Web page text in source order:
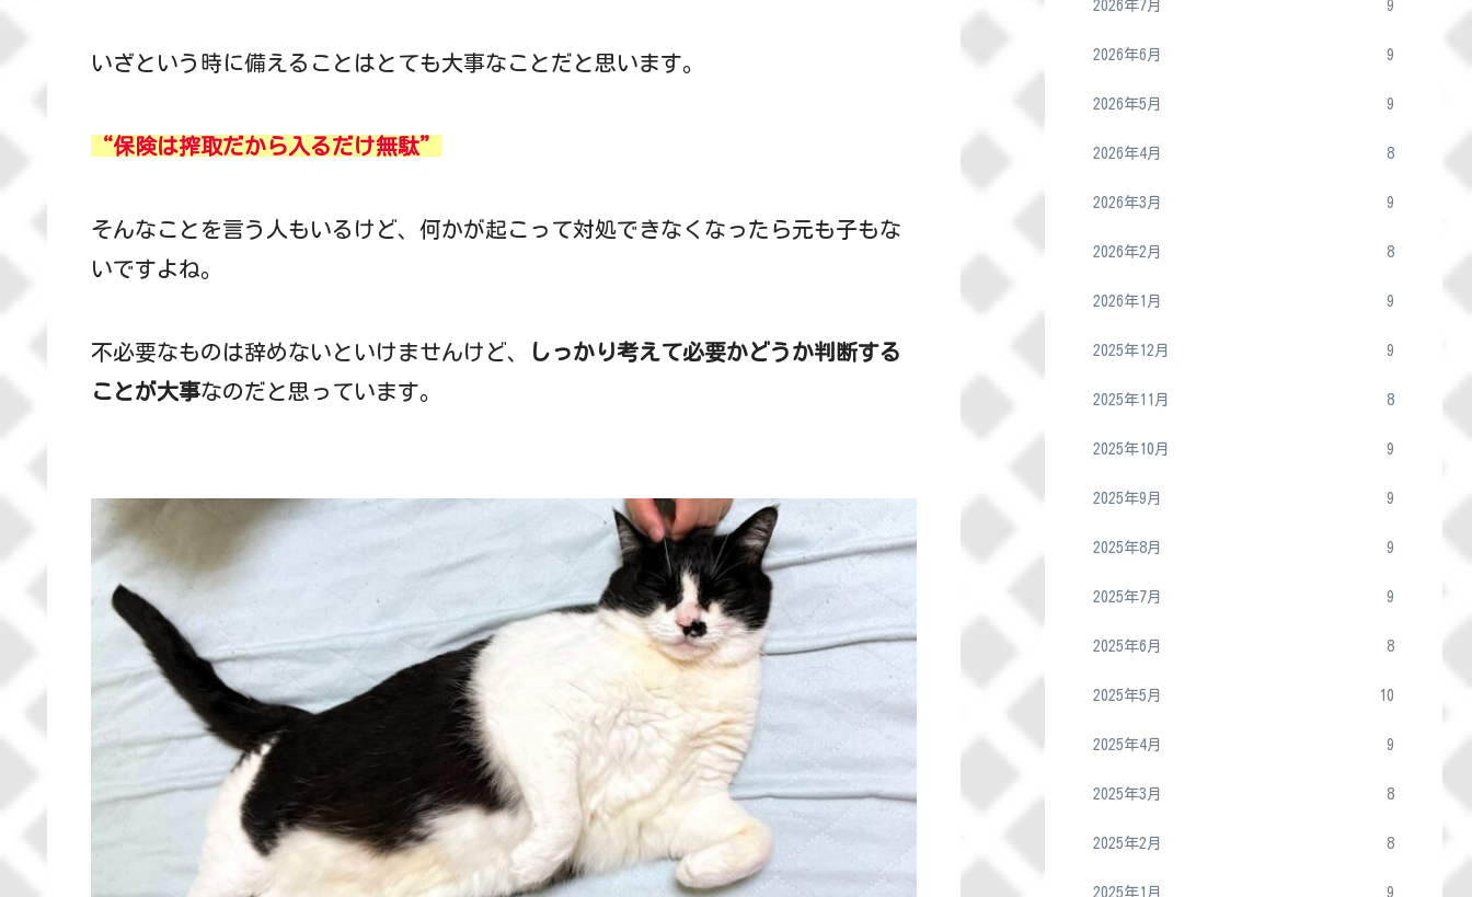
いざという時に備えることはとても大事なことだと思います。
“保険は搾取だから入るだけ無駄”
そんなことを言う人もいるけど、何かが起こって対処できなくなったら元も子もな
いですよね。
不必要なものは辞めないといけませんけど、
しっかり考えて必要かどうか判断する
ことが大事なのだと思っています。
2026年7月 9
2026年6月 9
2026年5月 9
2026年4月 8
2026年3月 9
2026年2月 8
2026年1月 9
2025年12月 9
2025年11月 8
2025年10月 9
2025年9月 9
2025年8月 9
2025年7月 9
2025年6月 8
2025年5月 10
2025年4月 9
2025年3月 8
2025年2月 8
2025年1月 9